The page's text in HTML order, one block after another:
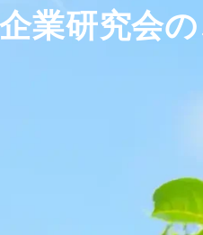
業研究会